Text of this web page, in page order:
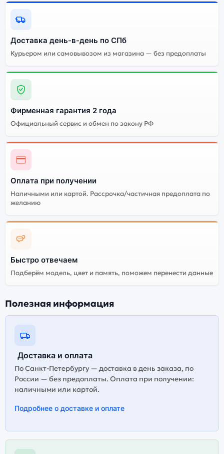
Доставка день-в-день по СПб
Курьером или самовывозом из магазина — без предоплаты
Фирменная гарантия 2 года
Официальный сервис и обмен по закону РФ
Оплата при получении
Наличными или картой. Рассрочка/частичная предоплата по
желанию
Быстро отвечаем
Подберём модель, цвет и память, поможем перенести данные
Полезная информация
Доставка и оплата
По Санкт-Петербургу — доставка в день заказа, по
России — без предоплаты. Оплата при получении:
наличными или картой.
Подробнее о доставке и оплате